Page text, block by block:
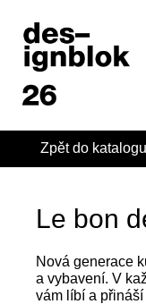
Zpět do katalogu
Le bon
Nová generace
a vybavení. V
vám líbí a